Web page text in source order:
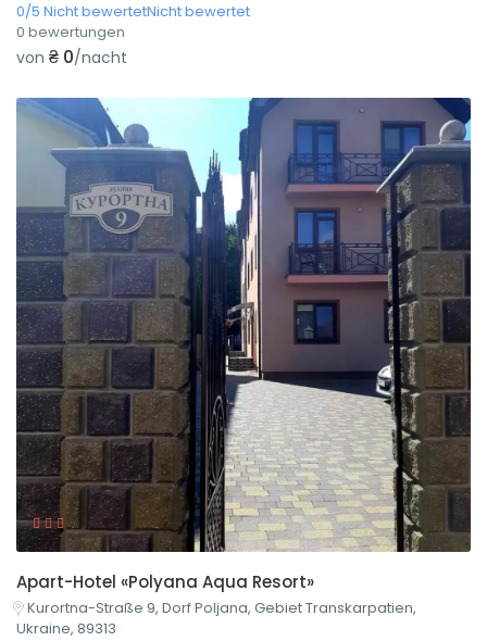
0/5 Nicht bewertetNicht bewertet
0 bewertungen
von ₴ 0/nacht
Apart-Hotel «Polyana Aqua Resort»
Kurortna-Straße 9, Dorf Poljana, Gebiet Transkarpatien,
Ukraine, 89313